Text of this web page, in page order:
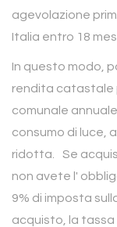
agevolazione
Italia entro 18
In questo modo,
rendita catastale
comunale annuale
consumo di luce,
ridotta. Se
non avete l'
9% di imposta
acquisto, la tassa